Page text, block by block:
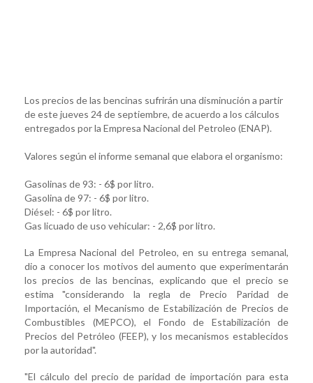
Los precios de las bencinas sufrirán una disminución a partir
de este jueves 24 de septiembre, de acuerdo a los cálculos
entregados por la Empresa Nacional del Petroleo (ENAP).
Valores según el informe semanal que elabora el organismo:
Gasolinas de 93: - 6$ por litro.
Gasolina de 97: - 6$ por litro.
Diésel: - 6$ por litro.
Gas licuado de uso vehicular: - 2,6$ por litro.
La Empresa Nacional del Petroleo, en su entrega semanal,
dio a conocer los motivos del aumento que experimentarán
los precios de las bencinas, explicando que el precio se
estima "considerando la regla de Precio Paridad de
Importación, el Mecanismo de Estabilización de Precios de
Combustibles (MEPCO), el Fondo de Estabilización de
Precios del Petróleo (FEEP), y los mecanismos establecidos
por la autoridad".
"El cálculo del precio de paridad de importación para esta